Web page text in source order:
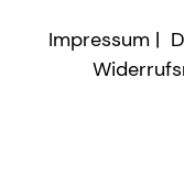
Impressum